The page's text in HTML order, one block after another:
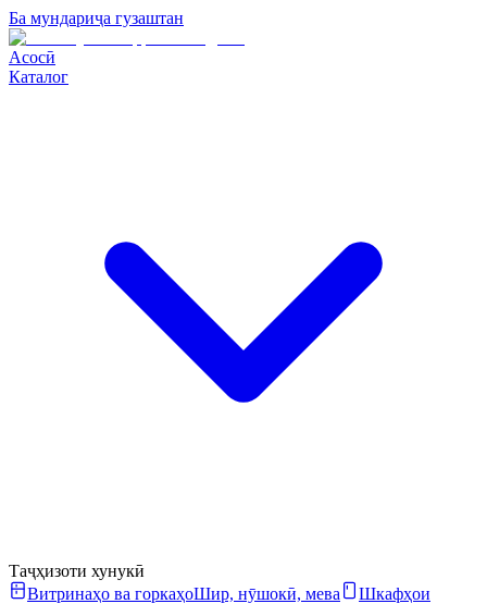
Ба мундариҷа гузаштан
Асосӣ
Каталог
Таҷҳизоти хунукӣ
Витринаҳо ва горкаҳоШир, нӯшокӣ, мева
Шкафҳои